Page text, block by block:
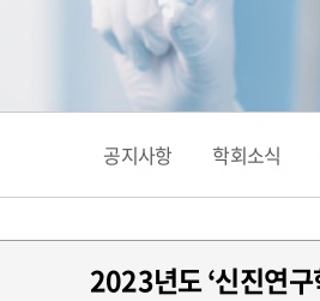
공지사항 학회소식
2023년도 ‘신진연구